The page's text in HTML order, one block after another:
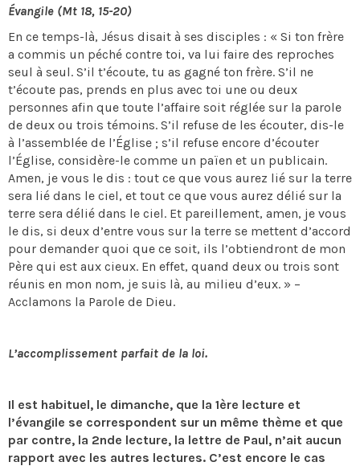
Évangile (Mt 18, 15-20)
En ce temps-là, Jésus disait à ses disciples : « Si ton frère
a commis un péché contre toi, va lui faire des reproches
seul à seul. S’il t’écoute, tu as gagné ton frère. S’il ne
t’écoute pas, prends en plus avec toi une ou deux
personnes afin que toute l’affaire soit réglée sur la parole
de deux ou trois témoins. S’il refuse de les écouter, dis-le
à l’assemblée de l’Église ; s’il refuse encore d’écouter
l’Église, considère-le comme un païen et un publicain.
Amen, je vous le dis : tout ce que vous aurez lié sur la terre
sera lié dans le ciel, et tout ce que vous aurez délié sur la
terre sera délié dans le ciel. Et pareillement, amen, je vous
le dis, si deux d’entre vous sur la terre se mettent d’accord
pour demander quoi que ce soit, ils l’obtiendront de mon
Père qui est aux cieux. En effet, quand deux ou trois sont
réunis en mon nom, je suis là, au milieu d’eux. » –
Acclamons la Parole de Dieu.
L’accomplissement parfait de la loi.
Il est habituel, le dimanche, que la 1ère lecture et
l’évangile se correspondent sur un même thème et que
par contre, la 2nde lecture, la lettre de Paul, n’ait aucun
rapport avec les autres lectures. C’est encore le cas